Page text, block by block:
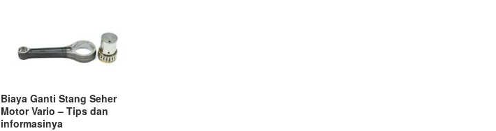
Biaya Ganti Stang Seher
Motor Vario – Tips dan
informasinya